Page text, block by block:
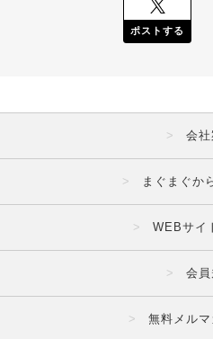
ポストする
会社
まぐまぐか
WEBサイ
会員
無料メル